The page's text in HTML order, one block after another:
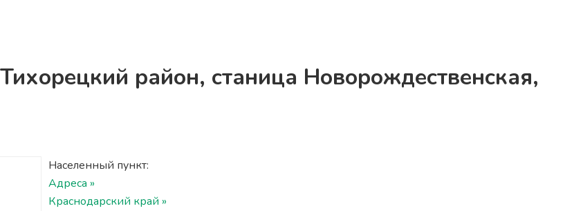
район, станица Новорождественская,
Населенный пункт:
Адреса »
Краснодарский край »